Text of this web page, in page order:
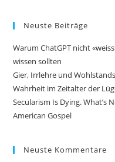
Neuste Beiträge
Warum ChatGPT nicht
wissen sollten
Gier, Irrlehre und
Wahrheit im Zeitalter der
Secularism Is Dying. What’s
American Gospel
Neuste Kommentare